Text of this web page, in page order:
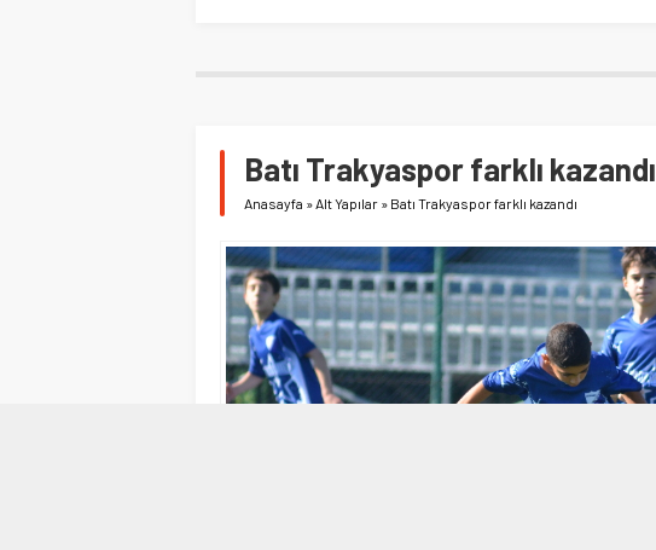
Batı Trakyaspor farklı kazandı
Anasayfa »Alt Yapılar » Batı Trakyaspor farklı kazandı